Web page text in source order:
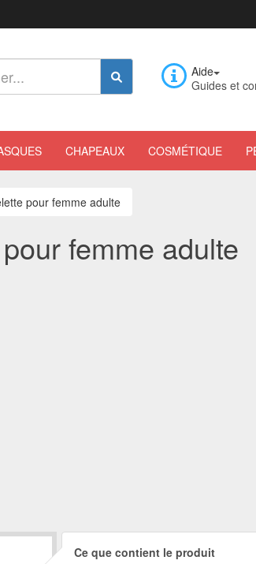
Aide
Guides et
CHAPEAUX COSMÉTIQUE
pour femme adulte
femme adulte
Ce que contient le produit